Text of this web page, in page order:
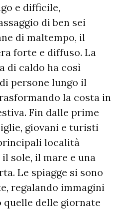
e difficile,
di ben sei
di maltempo, il
forte e diffuso. La
di caldo ha così
persone lungo il
la costa in
Fin dalle prime
giovani e turisti
località
sole, il mare e una
Le spiagge si sono
regalando immagini
delle giornate